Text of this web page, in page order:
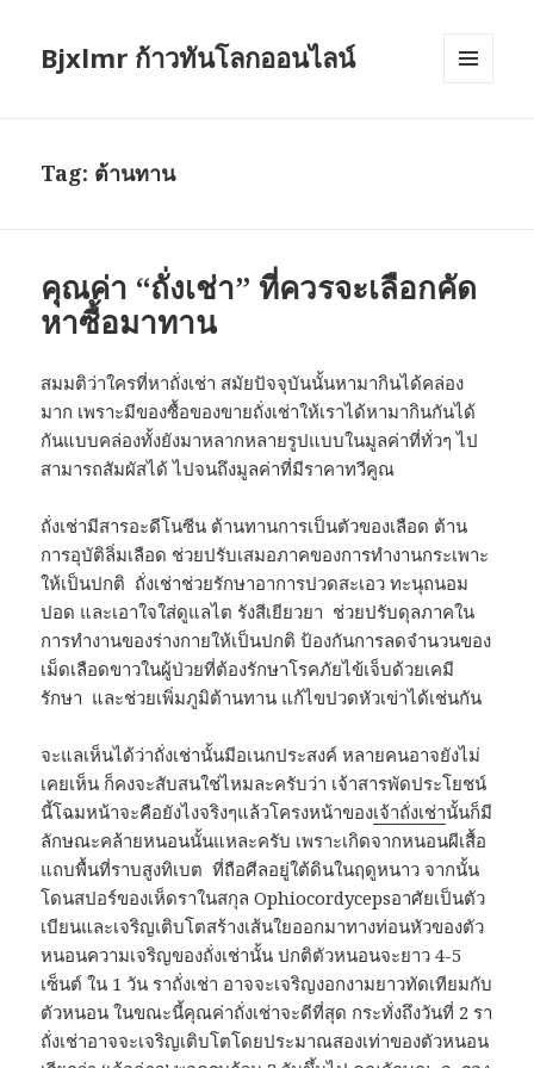
Bjxlmr ก้าวทันโลกออนไลน์
Tag: ต้านทาน
คุณค่า “ถั่งเช่า” ที่ควรจะเลือกคัด
หาซื้อมาทาน
สมมติว่าใครที่หาถั่งเช่า สมัยปัจจุบันนั้นหามากินได้คล่อง
มาก เพราะมีของซื้อของขายถั่งเช่าให้เราได้หามากินกันได้
กันแบบคล่องทั้งยังมาหลากหลายรูปแบบในมูลค่าที่ทั่วๆ ไป
สามารถสัมผัสได้ ไปจนถึงมูลค่าที่มีราคาทวีคูณ
ถั่งเช่ามีสารอะดีโนซีน ต้านทานการเป็นตัวของเลือด ต้าน
การอุบัติลิ่มเลือด ช่วยปรับเสมอภาคของการทำงานกระเพาะ
ให้เป็นปกติ ถั่งเช่าช่วยรักษาอาการปวดสะเอว ทะนุถนอม
ปอด และเอาใจใส่ดูแลไต รังสีเยียวยา ช่วยปรับดุลภาคใน
การทำงานของร่างกายให้เป็นปกติ ป้องกันการลดจำนวนของ
เม็ดเลือดขาวในผู้ป่วยที่ต้องรักษาโรคภัยไข้เจ็บด้วยเคมี
รักษา และช่วยเพิ่มภูมิต้านทาน แก้ไขปวดหัวเข่าได้เช่นกัน
จะแลเห็นได้ว่าถั่งเช่านั้นมีอเนกประสงค์ หลายคนอาจยังไม่
เคยเห็น ก็คงจะสับสนใช่ไหมละครับว่า เจ้าสารพัดประโยชน์
นี้โฉมหน้าจะคือยังไงจริงๆแล้วโครงหน้าของเจ้าถั่งเช่านั้นก็มี
ลักษณะคล้ายหนอนนั้นแหละครับ เพราะเกิดจากหนอนผีเสื้อ
แถบพื้นที่ราบสูงทิเบต ที่ถือศีลอยู่ใต้ดินในฤดูหนาว จากนั้น
โดนสปอร์ของเห็ดราในสกุล Ophiocordycepsอาศัยเป็นตัว
เบียนและเจริญเติบโตสร้างเส้นใยออกมาทางท่อนหัวของตัว
หนอนความเจริญของถั่งเช่านั้น ปกติตัวหนอนจะยาว 4-5
เซ็นต์ ใน 1 วัน ราถั่งเช่า อาจจะเจริญงอกงามยาวทัดเทียมกับ
ตัวหนอน ในขณะนี้คุณค่าถั่งเช่าจะดีที่สุด กระทั่งถึงวันที่ 2 รา
ถั่งเช่าอาจจะเจริญเติบโตโดยประมาณสองเท่าของตัวหนอน